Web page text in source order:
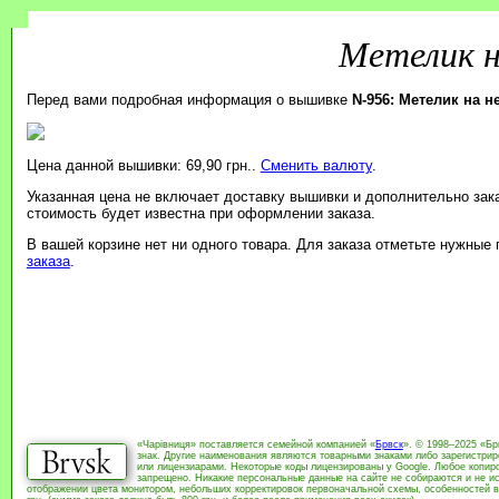
Метелик
Перед вами подробная информация о вышивке N-956: Метелик на
Цена данной вышивки: 69,90 грн.. Сменить валюту.
Указанная цена не включает доставку вышивки и дополнительно
стоимость будет известна при оформлении заказа.
В вашей корзине нет ни одного товара. Для заказа отметьте нужные
заказа.
«Чарівниця» поставляется семейной компанией «Брвск». © 1998–2025
знак. Другие наименования являются товарными знаками либо
или лицензиарами. Некоторые коды лицензированы у Google. Любое
запрещено. Никакие персональные данные на сайте не собираются и не
отображении цвета монитором, небольших корректировок первоначальной схемы,